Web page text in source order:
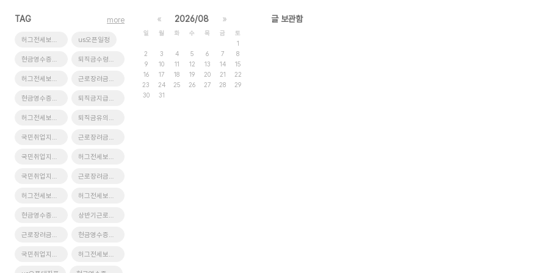
TAG
허그전세보증보험필요서류 us오픈일정
현금영수증발행조회 퇴직금수령방법
허그전세보증보험자격조건 근로장려금지급액
현금영수증증빙 퇴직금지급방법
허그전세보증보험가입절차 퇴직금유의사항
국민취업지원제도2유형 근로장려금자격요건
국민취업지원제도2유형자격 허그전세보증보험신청방법
국민취업지원제도2유형신청방법 근로장려금지급시기
허그전세보증보험가입서류 허그전세보증보험가입조건
현금영수증미신고처리 상반기근로장려금
근로장려금반기신청 현금영수증가맹점조회
국민취업지원제도2유형신청 허그전세보증보험자격요건
more « 2026/08 »
일 월 화 수 목 금
토
1
2
3 4 5 6 7
8
9
10 11 12 13 14
15
16
17 18 19 20 21
22
23
24 25 26 27 28
29
30
31
글 보관함